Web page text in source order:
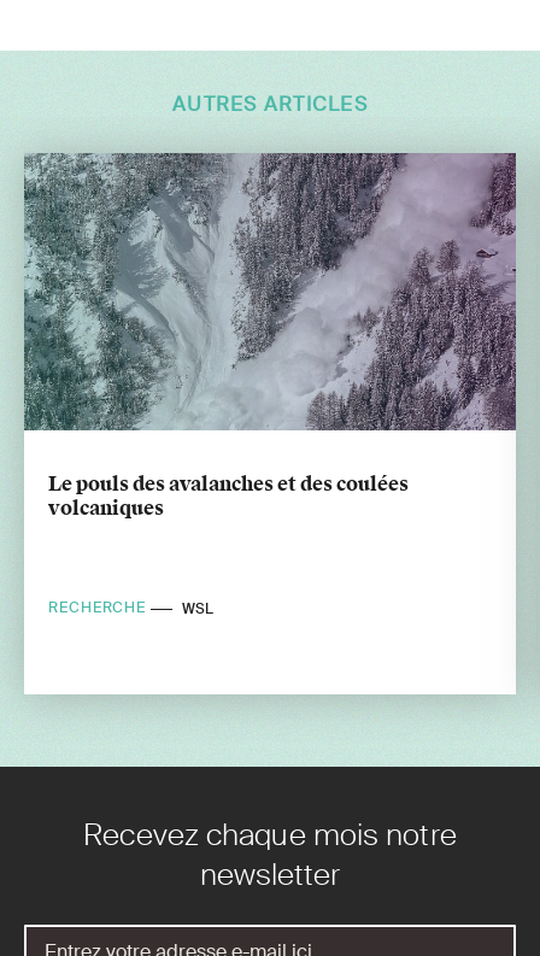
AUTRES ARTICLES
Le pouls des avalanches et des coulées
volcaniques
RECHERCHE WSL
Recevez chaque mois notre
newsletter